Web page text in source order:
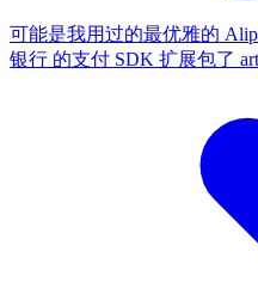
可能是我用过的最优雅的
银行 的支付 SDK 扩展包了